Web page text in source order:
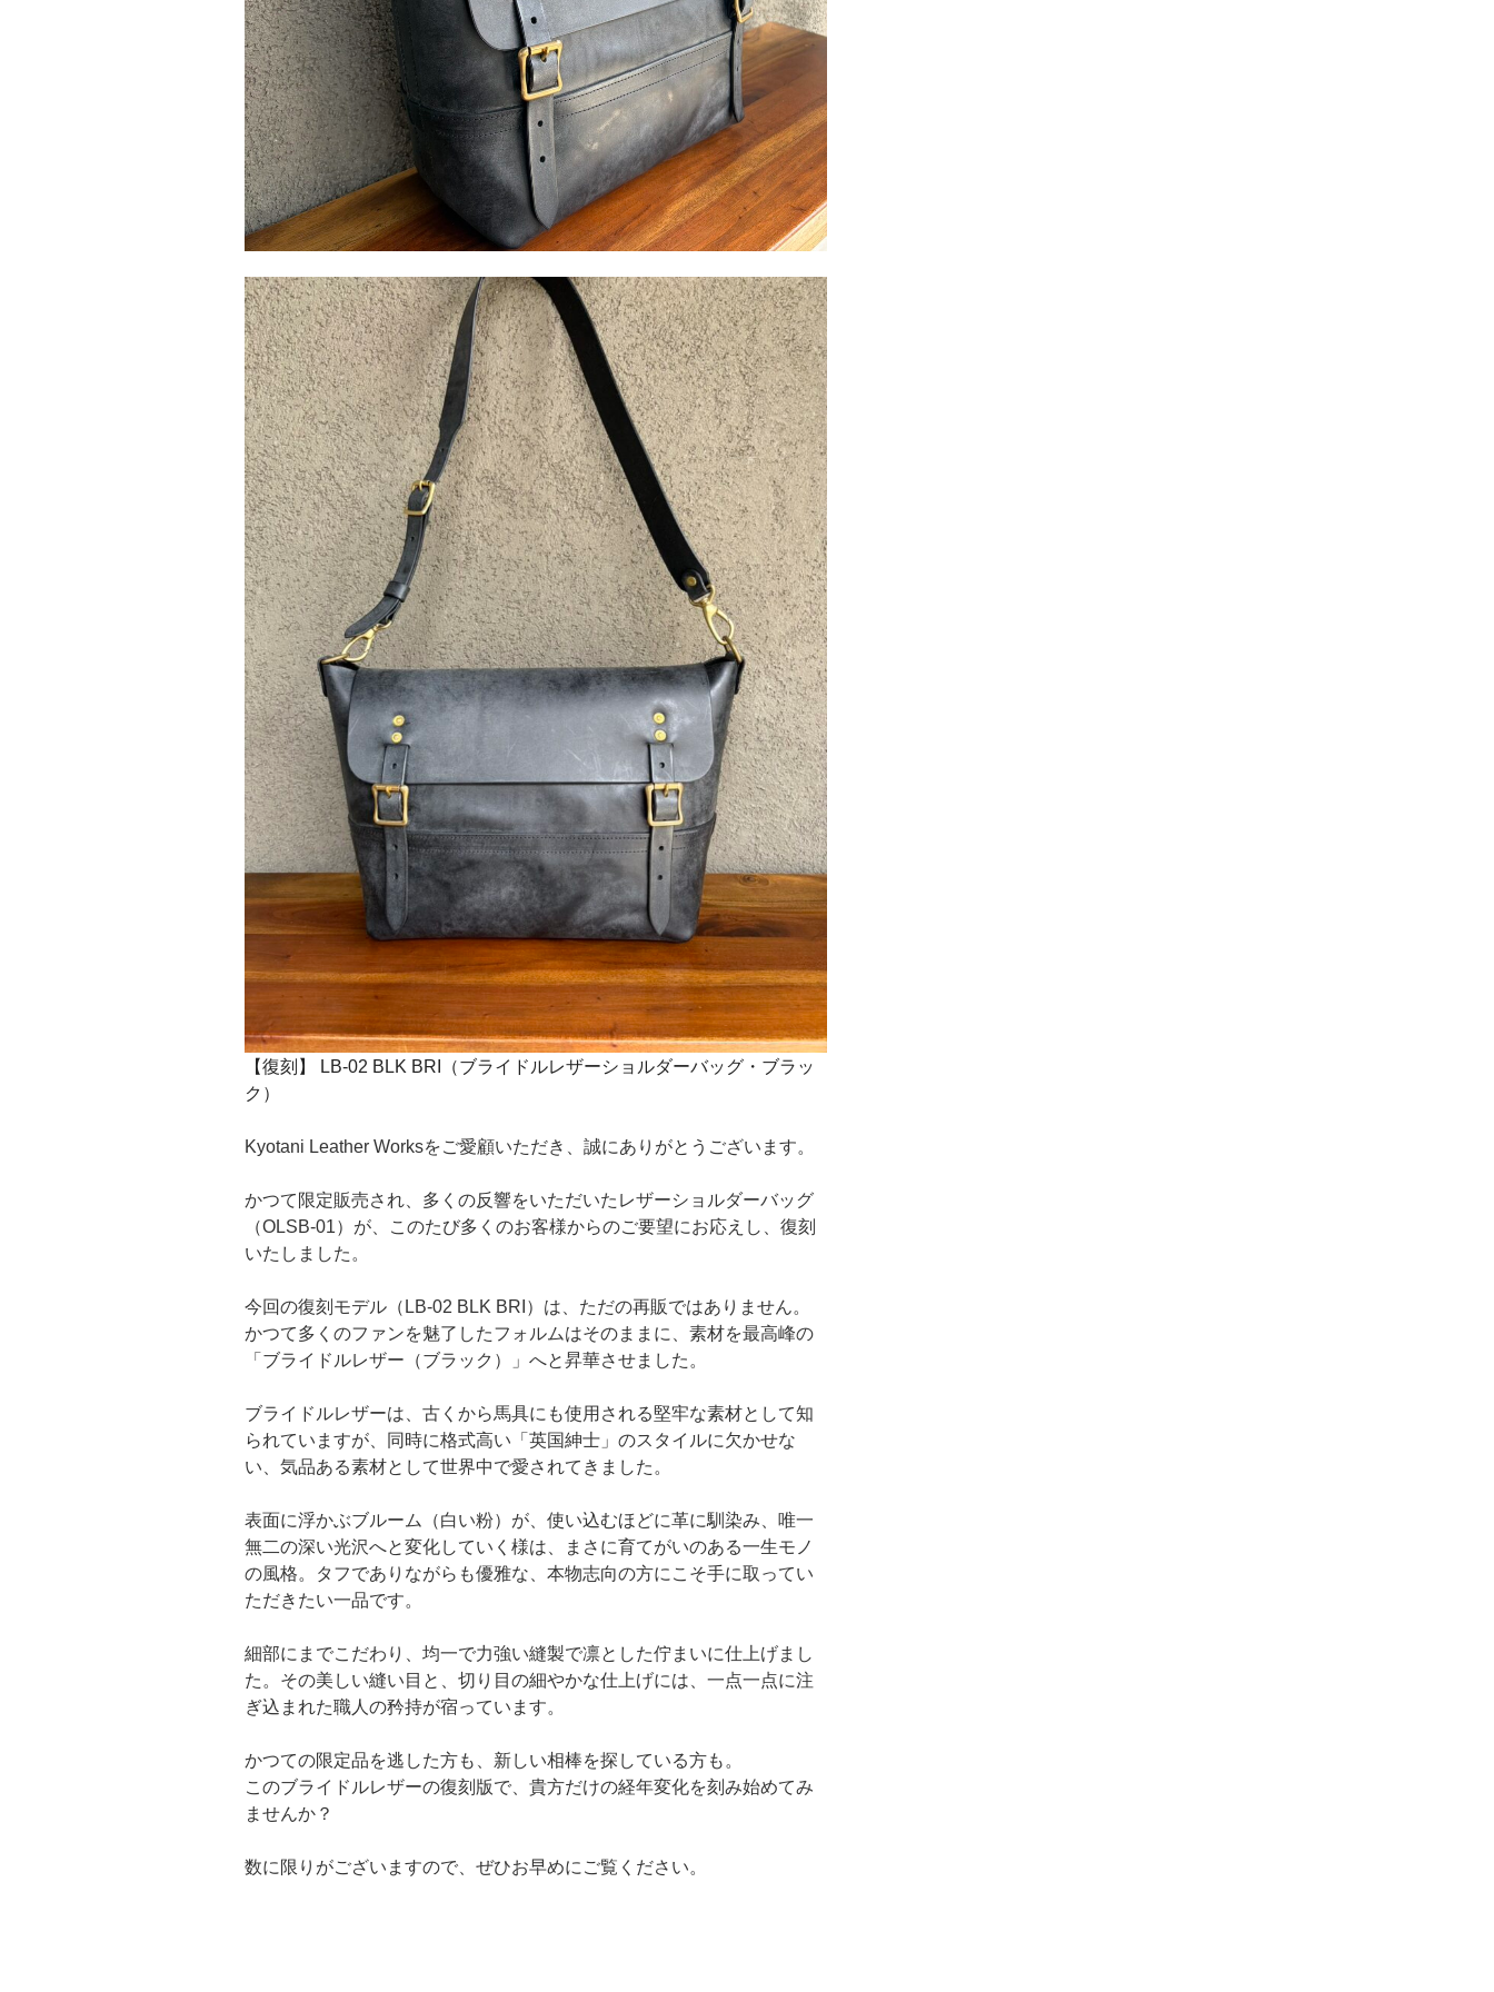
【復刻】 LB-02 BLK BRI（ブライドルレザーショルダーバッグ・ブラッ
ク）
Kyotani Leather Worksをご愛顧いただき、誠にありがとうございます。
かつて限定販売され、多くの反響をいただいたレザーショルダーバッグ
（OLSB-01）が、このたび多くのお客様からのご要望にお応えし、復刻
いたしました。
今回の復刻モデル（LB-02 BLK BRI）は、ただの再販ではありません。
かつて多くのファンを魅了したフォルムはそのままに、素材を最高峰の
「ブライドルレザー（ブラック）」へと昇華させました。
ブライドルレザーは、古くから馬具にも使用される堅牢な素材として知
られていますが、同時に格式高い「英国紳士」のスタイルに欠かせな
い、気品ある素材として世界中で愛されてきました。
表面に浮かぶブルーム（白い粉）が、使い込むほどに革に馴染み、唯一
無二の深い光沢へと変化していく様は、まさに育てがいのある一生モノ
の風格。タフでありながらも優雅な、本物志向の方にこそ手に取ってい
ただきたい一品です。
細部にまでこだわり、均一で力強い縫製で凛とした佇まいに仕上げまし
た。その美しい縫い目と、切り目の細やかな仕上げには、一点一点に注
ぎ込まれた職人の矜持が宿っています。
かつての限定品を逃した方も、新しい相棒を探している方も。
このブライドルレザーの復刻版で、貴方だけの経年変化を刻み始めてみ
ませんか？
数に限りがございますので、ぜひお早めにご覧ください。